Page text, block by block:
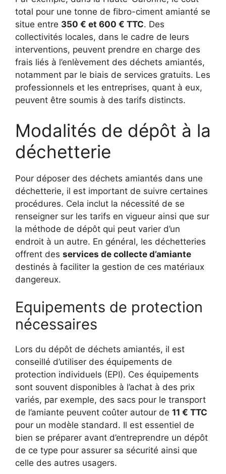
total pour une tonne de fibro-ciment amianté se
situe entre 350 € et 600 € TTC. Des
collectivités locales, dans le cadre de leurs
interventions, peuvent prendre en charge des
frais liés à l’enlèvement des déchets amiantés,
notamment par le biais de services gratuits. Les
professionnels et les entreprises, quant à eux,
peuvent être soumis à des tarifs distincts.
Modalités de dépôt à la
déchetterie
Pour déposer des déchets amiantés dans une
déchetterie, il est important de suivre certaines
procédures. Cela inclut la nécessité de se
renseigner sur les tarifs en vigueur ainsi que sur
la méthode de dépôt qui peut varier d’un
endroit à un autre. En général, les déchetteries
offrent des services de collecte d’amiante
destinés à faciliter la gestion de ces matériaux
dangereux.
Equipements de protection
nécessaires
Lors du dépôt de déchets amiantés, il est
conseillé d’utiliser des équipements de
protection individuels (EPI). Ces équipements
sont souvent disponibles à l’achat à des prix
variés, par exemple, des sacs pour le transport
de l’amiante peuvent coûter autour de 11 € TTC
pour un modèle standard. Il est essentiel de
bien se préparer avant d’entreprendre un dépôt
de ce type pour assurer sa sécurité ainsi que
celle des autres usagers.